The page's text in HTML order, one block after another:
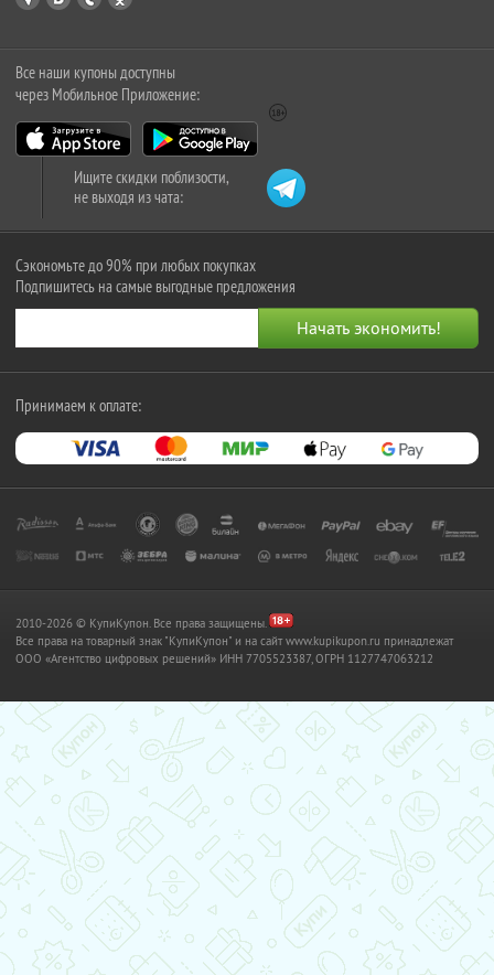
Все наши купоны доступны
через Мобильное Приложение:
Ищите скидки поблизости,
не выходя из чата:
Сэкономьте до 90% при любых покупках
Подпишитесь на самые выгодные предложения
Принимаем к оплате:
2010-2026 © КупиКупон. Все права защищены.
Все права на товарный знак "КупиКупон" и на сайт www.kupikupon.ru принадлежат
OOO «Агентство цифровых решений» ИНН 7705523387, ОГРН 1127747063212